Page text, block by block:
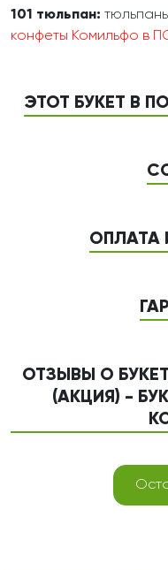
101 тюльпан:
конфеты Комильфо в
ЭТОТ БУКЕТ В
ОПЛАТА
ОТЗЫВЫ О
(АКЦИЯ) -